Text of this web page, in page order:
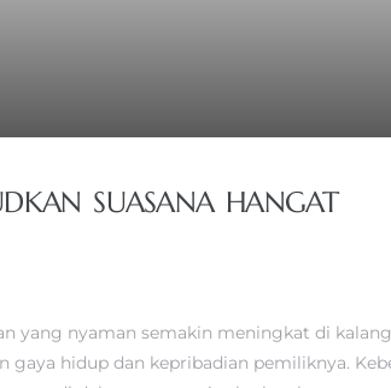
SUASANA HANGAT
yang nyaman semakin meningkat di
hidup dan kepribadian pemiliknya.